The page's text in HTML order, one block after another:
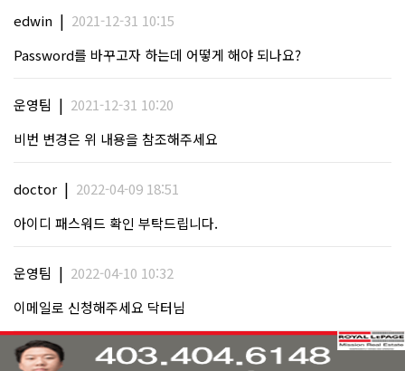
edwin | 2021-12-31 10:15
Password를 바꾸고자 하는데 어떻게 해야 되나요?
운영팀 | 2021-12-31 10:20
비번 변경은 위 내용을 참조해주세요
doctor | 2022-04-09 18:51
아이디 패스워드 확인 부탁드립니다.
운영팀 | 2022-04-10 10:32
이메일로 신청해주세요 닥터님